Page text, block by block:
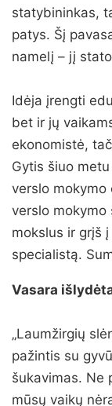
statybininkas,
patys. Šį
namelį – jį
Idėja įrengti
bet ir jų
ekonomistė,
Gytis šiuo
verslo mokymo
verslo mokymo
mokslus ir grįš
specialistą.
Vasara
„Laumžirgių
pažintis su
šukavimas. Ne
mūsų vaikų